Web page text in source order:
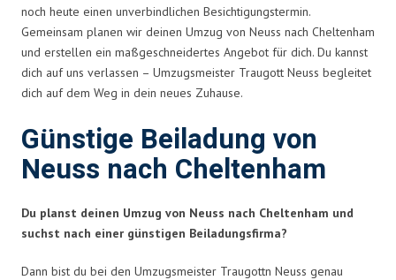
noch heute einen unverbindlichen Besichtigungstermin.
Gemeinsam planen wir deinen Umzug von Neuss nach Cheltenham
und erstellen ein maßgeschneidertes Angebot für dich. Du kannst
dich auf uns verlassen – Umzugsmeister Traugott Neuss begleitet
dich auf dem Weg in dein neues Zuhause.
Günstige Beiladung von
Neuss nach Cheltenham
Du planst deinen Umzug von Neuss nach Cheltenham und
suchst nach einer günstigen Beiladungsfirma?
Dann bist du bei den Umzugsmeister Traugottn Neuss genau